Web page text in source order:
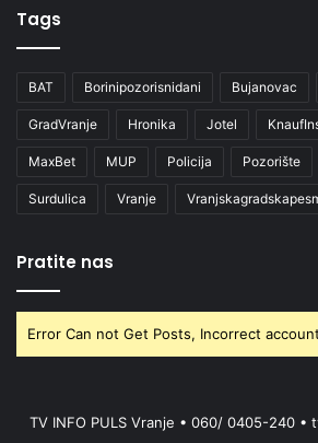
Tags
BAT Borinipozorisnidani Bujanovac
GradVranje Hronika Jotel
MaxBet MUP Policija Pozorište
Surdulica Vranje
Pratite nas
Error Can not Get Posts, Incorrect
TV INFO PULS Vranje • 060/ 0405-240 •